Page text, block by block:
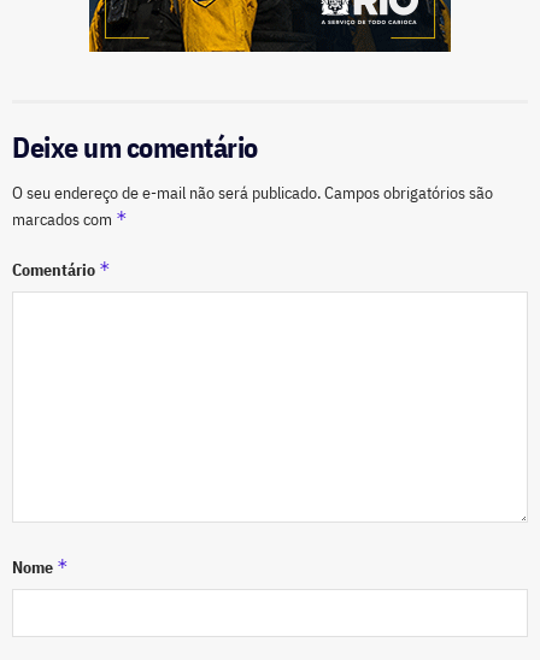
Deixe um comentário
O seu endereço de e-mail não será publicado.Campos obrigatórios são
marcados com *
Comentário *
Nome *